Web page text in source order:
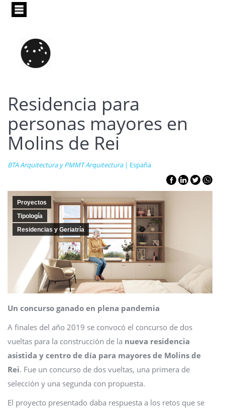
Pasar
principal
Residencia para
personas mayores en
Molins de Rei
BTA Arquitectura y PMMT Arquitectura| España
Proyectos
Tipología
Residencias y Geriatría
Un concurso ganado en plena pandemia
A finales del año 2019 se convocó el concurso de dos
vueltas para la construcción de la nueva residencia
asistida y centro de día para mayores de Molins de
Rei. Fue un concurso de dos vueltas, una primera de
selección y una segunda con propuesta.
El proyecto presentado daba respuesta a los retos que se